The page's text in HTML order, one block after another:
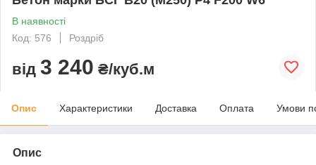
В наявності
Код: 576
Роздріб
від 3 240 ₴/куб.м
Опис Характеристики Доставка Оплата Умови
Опис